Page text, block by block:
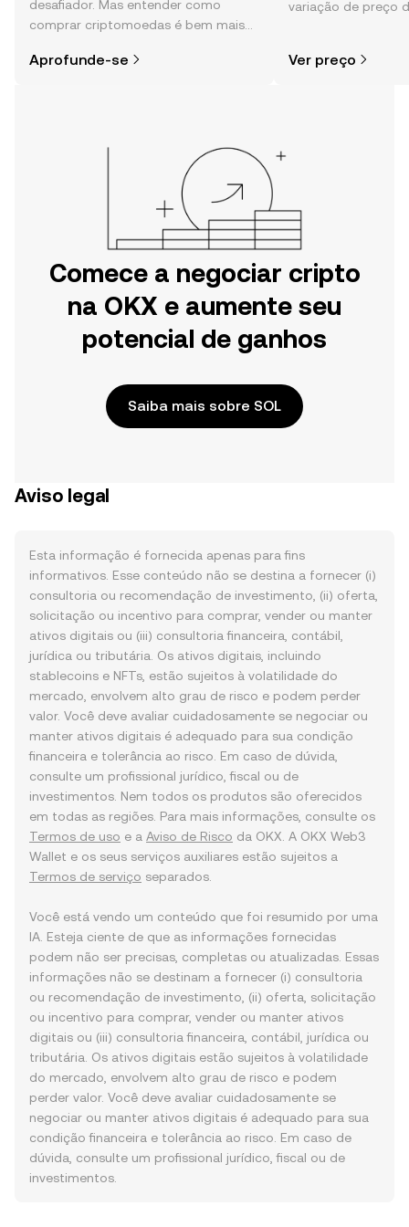
desafiador. Mas entender como
comprar criptomoedas é bem mais
especialmente quando você já sabe
Aprofunde-se
variação de preço
Ver preço
Comece a negociar cripto
na OKX e aumente seu
potencial de ganhos
Saiba mais sobre SOL
Aviso legal
Esta informação é fornecida apenas para fins
informativos. Esse conteúdo não se destina a fornecer (i)
consultoria ou recomendação de investimento, (ii) oferta,
solicitação ou incentivo para comprar, vender ou manter
ativos digitais ou (iii) consultoria financeira, contábil,
jurídica ou tributária. Os ativos digitais, incluindo
stablecoins e NFTs, estão sujeitos à volatilidade do
mercado, envolvem alto grau de risco e podem perder
valor. Você deve avaliar cuidadosamente se negociar ou
manter ativos digitais é adequado para sua condição
financeira e tolerância ao risco. Em caso de dúvida,
consulte um profissional jurídico, fiscal ou de
investimentos. Nem todos os produtos são oferecidos
em todas as regiões. Para mais informações, consulte os
Termos de uso e a Aviso de Risco da OKX. A OKX Web3
Wallet e os seus serviços auxiliares estão sujeitos a
Termos de serviço separados.
Você está vendo um conteúdo que foi resumido por uma
IA. Esteja ciente de que as informações fornecidas
podem não ser precisas, completas ou atualizadas. Essas
informações não se destinam a fornecer (i) consultoria
ou recomendação de investimento, (ii) oferta, solicitação
ou incentivo para comprar, vender ou manter ativos
digitais ou (iii) consultoria financeira, contábil, jurídica ou
tributária. Os ativos digitais estão sujeitos à volatilidade
do mercado, envolvem alto grau de risco e podem
perder valor. Você deve avaliar cuidadosamente se
negociar ou manter ativos digitais é adequado para sua
condição financeira e tolerância ao risco. Em caso de
dúvida, consulte um profissional jurídico, fiscal ou de
investimentos.